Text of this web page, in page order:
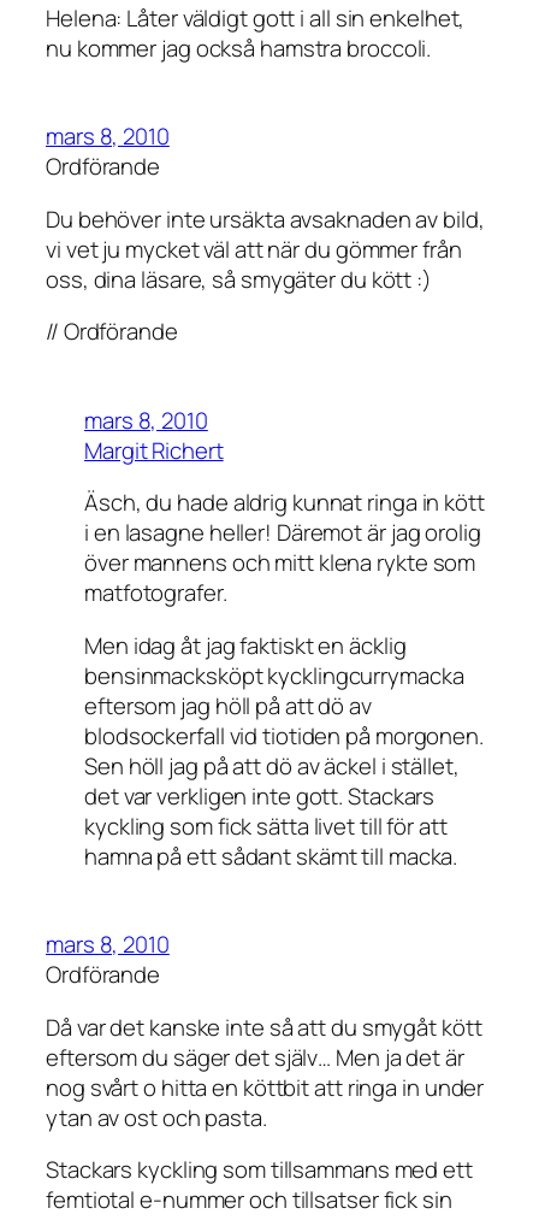
Helena: Låter väldigt gott i all sin enkelhet,
nu kommer jag också hamstra broccoli.
mars 8, 2010
Ordförande
Du behöver inte ursäkta avsaknaden av bild,
vi vet ju mycket väl att när du gömmer från
oss, dina läsare, så smygäter du kött :)
// Ordförande
mars 8, 2010
Margit Richert
Äsch, du hade aldrig kunnat ringa in kött
i en lasagne heller! Däremot är jag orolig
över mannens och mitt klena rykte som
matfotografer.
Men idag åt jag faktiskt en äcklig
bensinmacksköpt kycklingcurrymacka
eftersom jag höll på att dö av
blodsockerfall vid tiotiden på morgonen.
Sen höll jag på att dö av äckel i stället,
det var verkligen inte gott. Stackars
kyckling som fick sätta livet till för att
hamna på ett sådant skämt till macka.
mars 8, 2010
Ordförande
Då var det kanske inte så att du smygåt kött
eftersom du säger det själv… Men ja det är
nog svårt o hitta en köttbit att ringa in under
ytan av ost och pasta.
Stackars kyckling som tillsammans med ett
femtiotal e-nummer och tillsatser fick sin